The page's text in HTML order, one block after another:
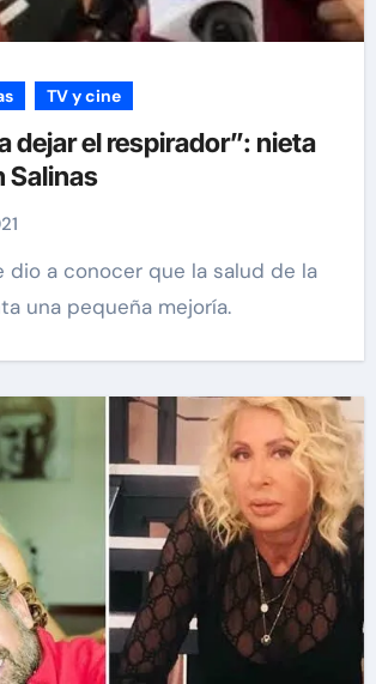
TV y cine
dejar el respirador”: nieta
Salinas
una pequeña mejoría.